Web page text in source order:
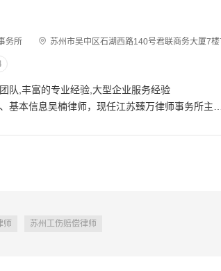
务所 苏州市吴中区石湖西路140号君联商务大厦7
队,丰富的专业经验,大型企业服务经验
案存在债务性质混杂、被告无故缺席庭审的取证定性难题，吴楠律师精细梳理杂乱资金流水、固化借贷证据，清晰划分债务性质，最终成功为原告全额追回借款本息。案例2：金融借款担保追偿纠纷案当事人因担保行为代偿30余万元后，对方刻意拖延还款、追偿难度较大，吴楠律师精准适用金融借款及担保相关法律规则，扎实固定追偿法律依据，最终帮助当事人实现30余万元代偿款项全额追索回款。（二）劳动争议与工伤保险待遇纠纷精通劳动关系认定、工伤申报、劳动能力鉴定、工伤赔偿谈判及诉讼全流程，擅长处理劳务派遣、用工推诿、雇主拒赔等工伤疑难案件，重点维护务工人员合法权益。案例1：废品打包工人身损害赔偿案废品打包工在工作过程中遭受重伤，雇主刻意推卸责任、拒绝赔付，吴楠律师严谨固定用工事实与伤情证据，清晰划分侵权责任，最终为当事人争取近40万元赔偿款项。案例2：派遣用工首日工伤案劳动者劳务派遣入职首日便发生工伤事故，用工单位与用人单位相互推诿、拒不担责，吴楠律师通过劳动仲裁依法确认劳动关系，全程主导工伤申报、伤残鉴定全部流程，最终为劳动者争取足额工伤赔偿。（三）合同纠纷熟悉各类民商事合同法律法规，重点处理房屋租赁合同纠纷，针对无书面合同、租客拖欠租金、强占场地、拒不搬离等违约问题，快速制定维权方案。案例1：出租人房屋维权纠纷案当事人无书面租房合同，遭遇承租人拖欠费用、拒不腾退房屋的难题，取证难度较高，吴楠律师整合交易流水、聊天记录等间接证据搭建完整证据链，顺利帮助当事人完成房屋强制腾退并全额追回拖欠费用。（四）侵权责任纠纷熟练处理交通事故责任认定、保险理赔、伤残鉴定、诉讼索赔全流程，可应对肇事方、保险公司拒赔、少赔等情况，同时精通工伤与交通事故竞合类复杂案件。案例1：交通事故十级伤残索赔案当事人因交通事故造成十级伤残，肇事方与保险公司赔付意愿低、赔偿争议较大，吴楠律师精准核算医疗费、误工费、伤残赔偿金等全部赔偿款项，整理提交完整证据，最终法院全额支持赔偿诉求，帮助当事人实现全额赔付。案例2：工伤与交通事故竞合纠纷案当事人遭遇交通事故引发工伤，面临双重赔偿的法律壁垒，维权难度极大，吴楠律师精准判定法律适用规则，清晰拆分侵权赔偿与工伤赔偿法律关系，成功协助当事人拿到工伤与侵权损害双重赔付，最大限度保障当事人合法权益。四、律师服务优势1、专业能力毕业于常州大学经济与工商管理专业，兼具法律专业知识与经济商科思维，擅长分析资金往来、合同权责、赔偿核算等类案件；持有正规律师执业资格，专注民商事纠纷多年，对民间借贷、工伤、交通事故、房屋租赁等常见纠纷法条运用娴熟，法律研判精准。2、实战经验从业以来累计办理百余件民商事案件，熟悉苏州本地法院审判流程、裁判尺度，精通庭审辩论、财产保全、证据固化等实务操作；擅长处理被告缺席、无书面合同、多方推诿、责任混杂等疑难杂案，实战应变能力强，胜诉率稳定。3、服务能力平台平均响应时间控制在2分钟以内，快速对接当事人诉求；办案全程细致严谨，主动同步案件进度，通俗易懂讲解法律风险，兼顾专业性与服务体验。五、三方评价1、律所评价吴楠律师自执业以来入职江苏臻万律师事务所，凭借扎实的专业能力、稳定的办案成果晋升为律所主办律师。执业期间办案严谨负责、复盘能力强，擅长攻克民商事疑难案件，对待当事人耐心诚恳，案件把控度高，是律所民商事纠纷核心骨干律师，执业期间无任何投诉及不良执业记录。2、用户评价在无书面合同房屋租赁维权案中，当事人表示：“没有合同本来以为维权无望，律师细心梳理所有证据，顺利帮我收回房屋并追回欠款。”吴楠律师沟通通俗易懂，不堆砌晦涩法律术语，直白剖析案件利弊；办案思路清晰、推进高效，面对对方推诿、拒赔、失联等情况敢于强硬维权，全力保障当事人经济利益，收获大量当事人高度认可。3、平台评价律图平台综合评分5.0满分，服务人数1790+；服务态度温和耐心，咨询响应速度快，2分钟内快速回复；案件跟进及时，流程透明，维权成功率高，平台口碑优质。六、总结直白来说，吴楠律师是苏州本地靠谱的民商事专职律师，资质齐全可查、没有不良记录。他主打普通人、小微企业常见的欠款、工伤、交通事故、租房合同纠纷，办过上百件案子，熟悉本地打官司流程。不搞花哨套路，办案务实，擅长处理没合同、对方耍赖、没人担责的疑难案子。做事细心、响应快，会站在当事人角度争取最大合法利益，收费透明、专业靠谱，适合苏州地区有民商事纠纷、想要稳妥维权的当事人委托。
师 苏州工伤赔偿律师
[律师回复] 既然是新职伤，按相关政
2026-08-06 4.8w 浏览